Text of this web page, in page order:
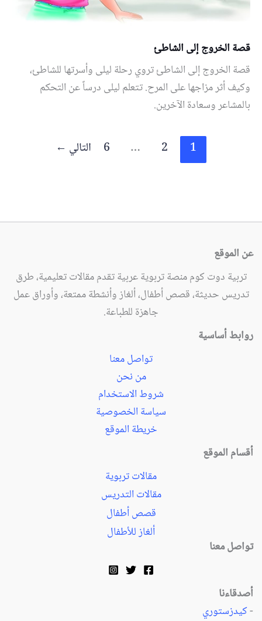
قصة الخروج إلى الشاطئ
قصة الخروج إلى الشاطئ تروي رحلة ليلى وأسرتها للشاطئ،
وكيف أثر مزاجها على المرح. تتعلم ليلى درساً عن التحكم
بالمشاعر وسعادة الآخرين.
1
2
…
6 التالي ←
عن الموقع
تربية دوت كوم منصة تربوية عربية تقدم مقالات تعليمية، طرق
تدريس حديثة، قصص أطفال، ألغاز وأنشطة ممتعة، وأوراق عمل
جاهزة للطباعة.
روابط أساسية
تواصل معنا
من نحن
شروط الاستخدام
سياسة الخصوصية
خريطة الموقع
أقسام الموقع
مقالات تربوية
مقالات التدريس
قصص أطفال
ألغاز للأطفال
تواصل معنا
أصدقاءنا
-كيدزستوري